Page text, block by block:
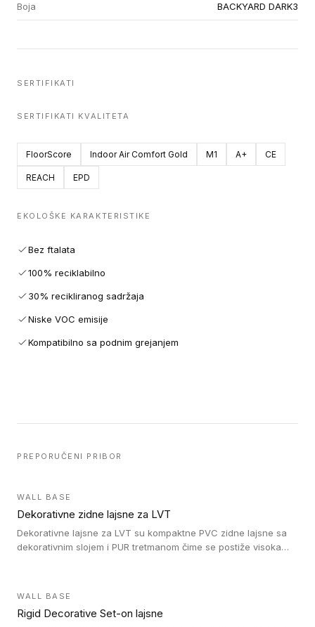
Boja BACKYARD DARK3
SERTIFIKATI
SERTIFIKATI KVALITETA
FloorScore Indoor Air Comfort Gold M1 A+ CE
REACH EPD
EKOLOŠKE KARAKTERISTIKE
Bez ftalata
100% reciklabilno
30% recikliranog sadržaja
Niske VOC emisije
Kompatibilno sa podnim grejanjem
PREPORUČENI PRIBOR
WALL BASE
Dekorativne zidne lajsne za LVT
Dekorativne lajsne za LVT su kompaktne PVC zidne lajsne sa
dekorativnim slojem i PUR tretmanom čime se postiže visoka
WALL BASE
Rigid Decorative Set-on lajsne